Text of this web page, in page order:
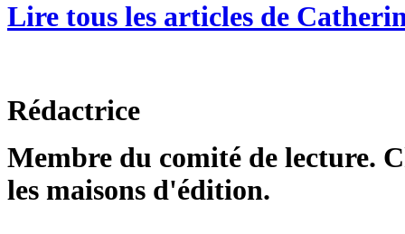
Lire tous les articles de
Rédactrice
Membre du comité de lecture.
les maisons d'édition.